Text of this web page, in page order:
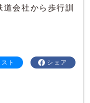
会社から歩行訓
シェア
ト